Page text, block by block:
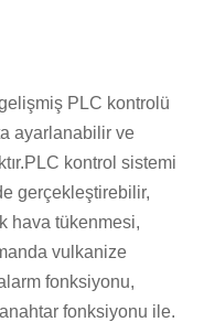
PLC kontrolü
ayarlanabilir ve
kontrol sistemi
gerçekleştirebilir,
hava tükenmesi,
vulkanize
fonksiyonu,
fonksiyonu ile.